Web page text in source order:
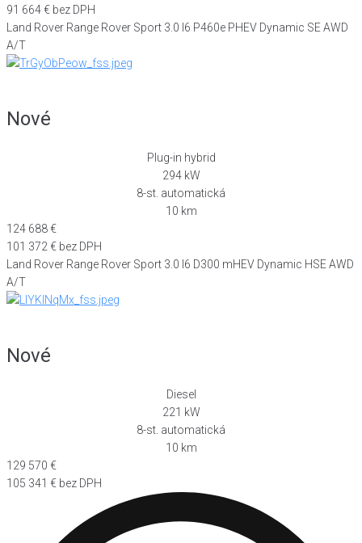
91 664 € bez DPH
Land Rover Range Rover Sport 3.0 I6 P460e PHEV Dynamic SE AWD
A/T
Nové
Plug-in hybrid
294 kW
8-st. automatická
10 km
124 688 €
101 372 € bez DPH
Land Rover Range Rover Sport 3.0 I6 D300 mHEV Dynamic HSE AWD
A/T
Nové
Diesel
221 kW
8-st. automatická
10 km
129 570 €
105 341 € bez DPH